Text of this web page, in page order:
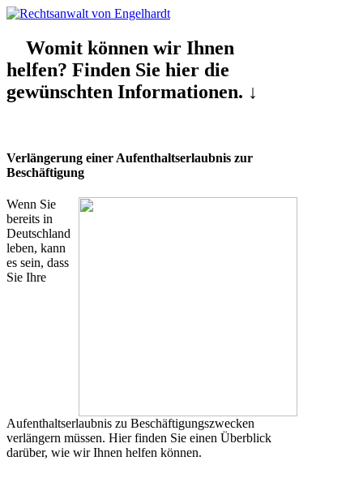
Womit können wir Ihnen
helfen? Finden Sie hier die
gewünschten Informationen. ↓
Verlängerung einer Aufenthaltserlaubnis zur
Beschäftigung
Wenn Sie
bereits in
Deutschland
leben, kann
es sein, dass
Sie Ihre
Aufenthaltserlaubnis zu Beschäftigungszwecken
verlängern müssen. Hier finden Sie einen Überblick
darüber, wie wir Ihnen helfen können.